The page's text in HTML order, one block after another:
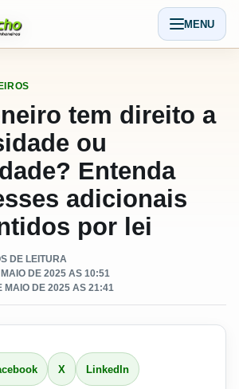
Abrir
MENU
tem direito a
ou
Entenda
adicionais
por lei
DE LEITURA
DE 2025 AS 10:51
MAIO DE 2025 AS 21:41
X LinkedIn